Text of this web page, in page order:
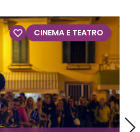
CINEMA E TEATRO